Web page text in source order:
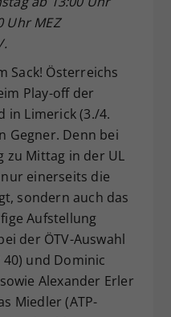
Uhr MEZ
Sack! Österreichs
Play-off der
in Limerick (3./4.
Gegner. Denn bei
zu Mittag in der UL
einerseits die
sondern auch das
Aufstellung
der ÖTV-Auswahl
40) und Dominic
Alexander Erler
Miedler (ATP-
Ihre Consent-
Unter anderem eine
Ihrer
falls der
dies eingestellt